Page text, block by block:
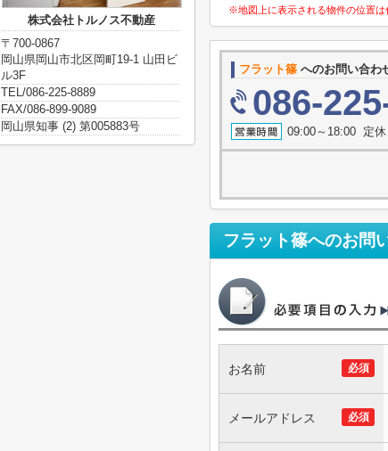
※地図上に表示される物件の位置は
フラット篠 へのお問い合わ
086-
09:00～18:00 定
フラット篠へのお問
必須
お名前
必須
メールアドレス
株式会社トルノス不動産
〒700-0867
岡山県岡山市北区岡町19-1 山田ビ
ル3F
TEL/086-225-8889
FAX/086-899-9089
岡山県知事 (2) 第005883号